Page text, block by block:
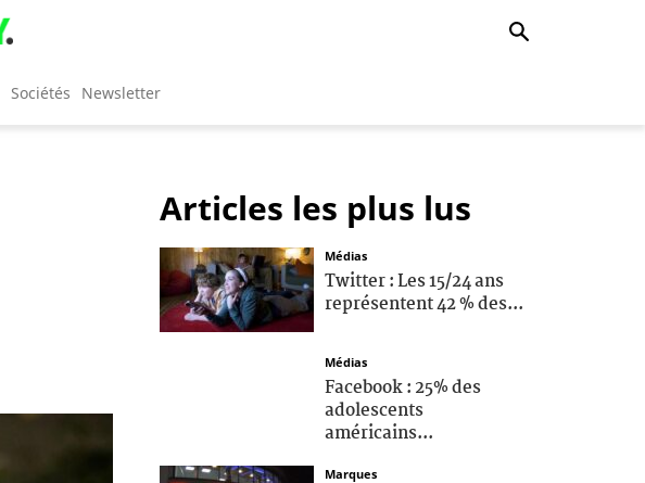
Sociétés Newsletter
Articles les plus lus
Médias
Twitter : Les 15/24 ans
représentent 42 % des...
Médias
Facebook : 25% des
adolescents
américains...
Marques